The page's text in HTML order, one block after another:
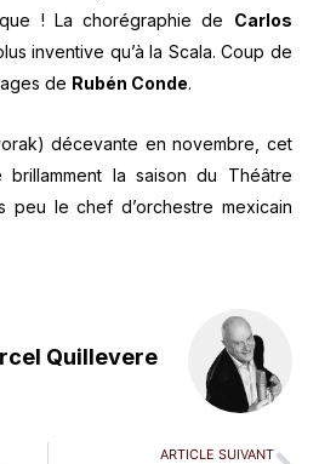
! La chorégraphie de Carlos
inventive qu’à la Scala. Coup de
de Rubén Conde.
décevante en novembre, cet
la saison du Théâtre
peu le chef d’orchestre mexicain
Quillevere
ARTICLE SUIVANT